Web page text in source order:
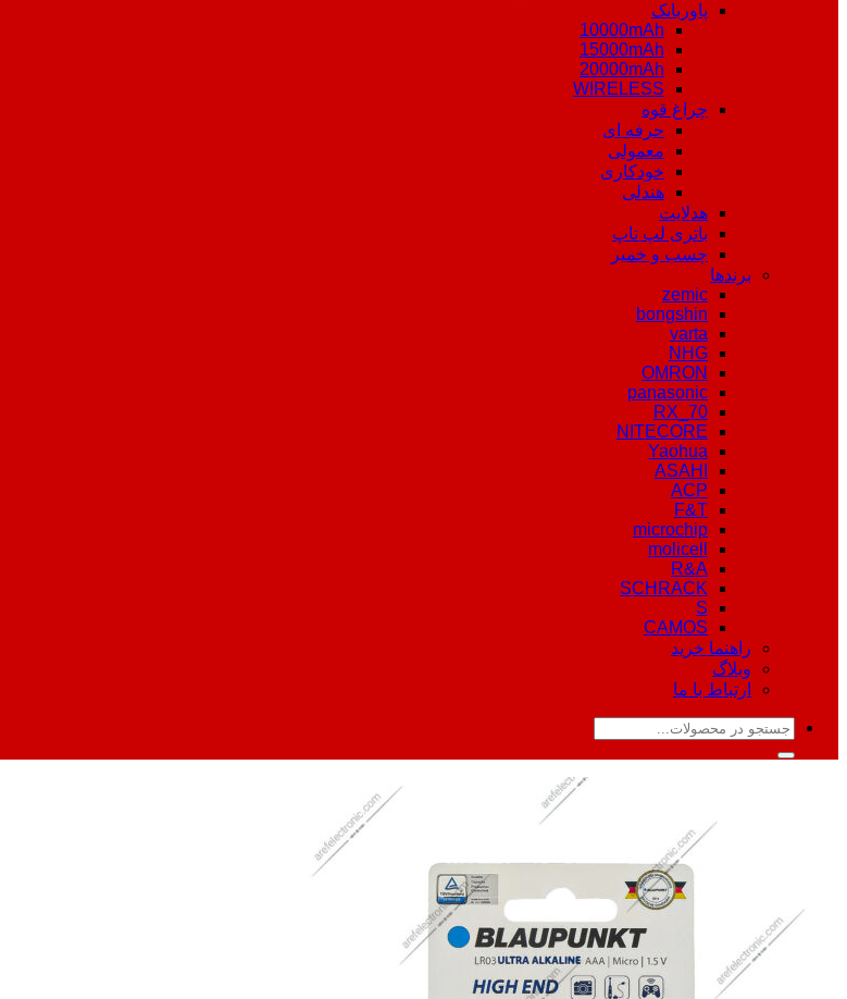
پاوربانک
10000mAh
15000mAh
20000mAh
WIRELESS
چراغ قوه
حرفه ای
معمولی
خودکاری
هندلی
هدلایت
باتری لپ تاپ
چسب و خمیر
برندها
zemic
bongshin
varta
NHG
OMRON
panasonic
RX_70
NITECORE
Yaohua
ASAHI
ACP
F&T
microchip
molicell
R&A
SCHRACK
S
CAMOS
راهنما خرید
وبلاگ
ارتباط با ما
جستجو